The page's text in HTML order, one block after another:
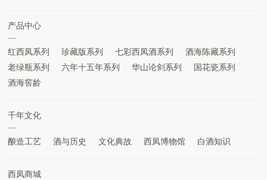
产品中心
红西凤系列 珍藏版系列 七彩西凤酒系列
酒海陈藏系列
老绿瓶系列
六年十五年系列 华山论剑系列
国花瓷系列
酒海窖龄
千年文化
酿造工艺 酒与历史 文化典故 西凤博物馆 白酒知识
西凤商城